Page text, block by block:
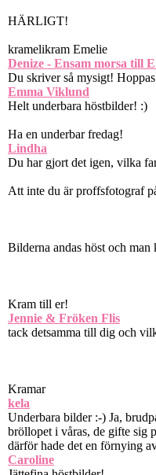
HÄRLIGT!
kramelikram Emelie
Denize - Ensam morsa till
Du skriver så mysigt!
Emma Viklund
Helt underbara höstbilder! :)
Ha en underbar fredag!
Lindha
Du har gjort det igen, vilka
Att inte du är proffsfotograf
Bilderna andas höst och
Kram till er!
Jennie & Fröken Flis
tack detsamma till dig och
Kramar
kela
Underbara bilder :-) Ja,
bröllopet i våras, de gifte sig
därför hade det en förnying
Caroline